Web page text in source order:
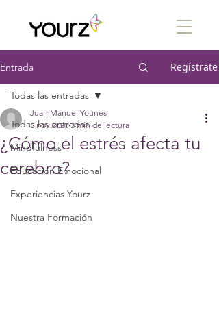
Entrada Regístrate
Todas las entradas
Mindfulness
Educación Emocional
Experiencias Yourz
Nuestra Formación
Todas las entradas
¿Cómo el estrés afecta tu
cerebro?
Juan Manuel Younes
5 nov 2020 3 min de lectura